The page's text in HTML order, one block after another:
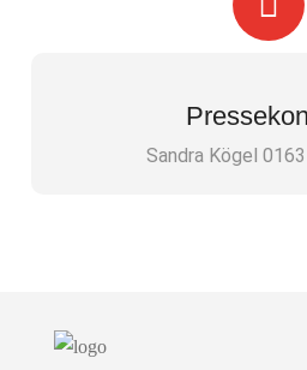
Sandra Kögel